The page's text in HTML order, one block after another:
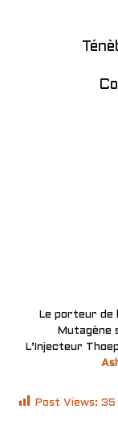
Le porteur de
Mutagène
L’Injecteur
Post Views: 35